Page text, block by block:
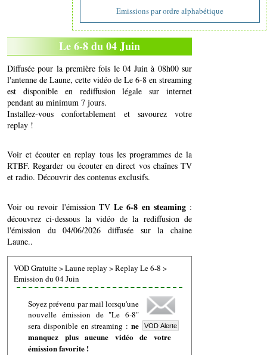
Emissions par ordre alphabétique
Le 6-8 du 04 Juin
Diffusée pour la première fois le 04 Juin à 08h00 sur
l'antenne de Laune, cette vidéo de Le 6-8 en streaming
est disponible en rediffusion légale sur internet
pendant au minimum 7 jours.
Installez-vous confortablement et savourez votre
replay !
Voir et écouter en replay tous les programmes de la
RTBF. Regarder ou écouter en direct vos chaînes TV
et radio. Découvrir des contenus exclusifs.
Voir ou revoir l'émission TVLe 6-8 en steaming:
découvrez ci-dessous la vidéo de la rediffusion de
l'émission du 04/06/2026 diffusée sur la chaine
Laune..
VOD Gratuite>Laune replay >Replay Le 6-8 >
Emission du 04 Juin
Soyez prévenu par mail lorsqu'une
nouvelle émission de "Le 6-8"
sera disponible en streaming : ne
manquez plus aucune vidéo de votre
émission favorite !